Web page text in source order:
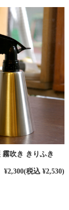
霧吹き きりふき
¥2,300(税込 ¥2,530)